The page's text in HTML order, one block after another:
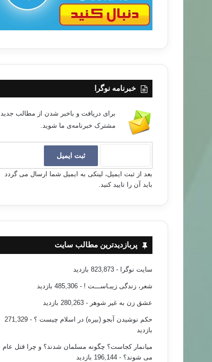
خبرنامه نوگرا
برای دریافت و باخبر شدن از مطالب جدید
مشترک خبرنامه‌ی ما شوید.
بعد از ثبت ایمیل، لینکی به ایمیل شما ارسال می گردد
باید آن را تایید کنید.
پربازدیدترین مطالب سایت
سایت نوگرا - 823,873 بازدید
شعر، زندگی زیبـاســـت ! - 485,306 بازدید
عشق زن به غیر شوهر - 280,263 بازدید
حکم نوشیدن آبجو (بیره) در اسلام چیست ؟
- 271,329
بازدید
میانمار کجاست؟ چگونه مسلمان شدند؟ و چرا قتل عام
می شوند؟ - 196,144 بازدید